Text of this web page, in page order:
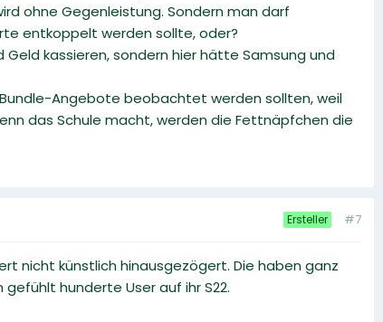
ohne Gegenleistung. Sondern man darf
entkoppelt werden sollte, oder?
kassieren, sondern hier hätte Samsung und
Angebote beobachtet werden sollten, weil
das Schule macht, werden die Fettnäpfchen die
Ersteller #7
nicht künstlich hinausgezögert. Die haben ganz
hunderte User auf ihr S22.